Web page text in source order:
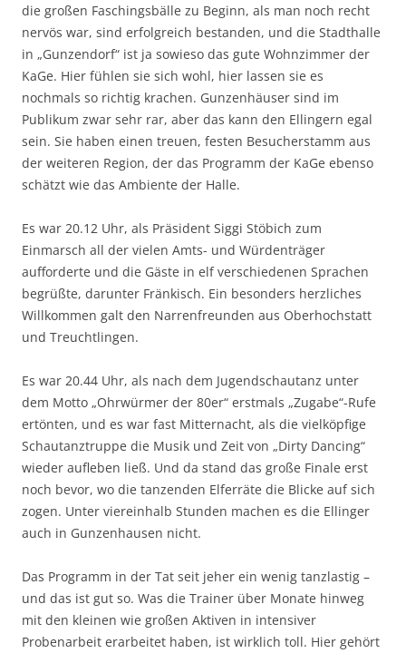
die großen Faschingsbälle zu Beginn, als man noch recht
nervös war, sind erfolgreich bestanden, und die Stadthalle
in „Gunzendorf“ ist ja sowieso das gute Wohnzimmer der
KaGe. Hier fühlen sie sich wohl, hier lassen sie es
nochmals so richtig krachen. Gunzenhäuser sind im
Publikum zwar sehr rar, aber das kann den Ellingern egal
sein. Sie haben einen treuen, festen Besucherstamm aus
der weiteren Region, der das Programm der KaGe ebenso
schätzt wie das Ambiente der Halle.
Es war 20.12 Uhr, als Präsident Siggi Stöbich zum
Einmarsch all der vielen Amts- und Würdenträger
aufforderte und die Gäste in elf verschiedenen Sprachen
begrüßte, darunter Fränkisch. Ein besonders herzliches
Willkommen galt den Narrenfreunden aus Oberhochstatt
und Treuchtlingen.
Es war 20.44 Uhr, als nach dem Jugendschautanz unter
dem Motto „Ohrwürmer der 80er“ erstmals „Zugabe“-Rufe
ertönten, und es war fast Mitternacht, als die vielköpfige
Schautanztruppe die Musik und Zeit von „Dirty Dancing“
wieder aufleben ließ. Und da stand das große Finale erst
noch bevor, wo die tanzenden Elferräte die Blicke auf sich
zogen. Unter viereinhalb Stunden machen es die Ellinger
auch in Gunzenhausen nicht.
Das Programm in der Tat seit jeher ein wenig tanzlastig –
und das ist gut so. Was die Trainer über Monate hinweg
mit den kleinen wie großen Aktiven in intensiver
Probenarbeit erarbeitet haben, ist wirklich toll. Hier gehört